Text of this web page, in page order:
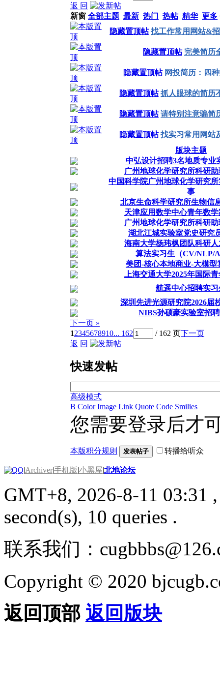
返 回
新窗 全部主题 最新 热门 热帖 精华 更多
隐藏置顶帖 找工作常用网站&
隐藏置顶帖 完美简历
隐藏置顶帖 网投简历：四
隐藏置顶帖 抓人眼球的简历
隐藏置顶帖 请特别注意骗简
隐藏置顶帖 找实习常用网站
版块主题
中弘设计招聘3名地质专业
广州地球化学研究所科研
中国科学院广州地球化学研究
事
北京生命科学研究所生物信
天津应用数学中心青年数
广州地球化学研究所科研
湖北江城实验室党史研究
海南大学杨玮枫团队科研
算法实习生（CV/NLP/
美团-核心本地商业-大模型
上海交通大学2025年国际
航遥中心招聘实习
深圳先进光源研究院2026届
NIBS孙硕豪实验室招
下一页 »
12345678910... 162 / 162 页下一页
返 回
快速发帖
高级模式
B Color Image Link Quote Code Smilies
您需要登录后才
本版积分规则 发表帖子 转播给听众
|Archiver|手机版|小黑屋|北地论坛
GMT+8, 2026-8-11 03:31
second(s), 10 queries .
联系我们：
Copyright © 2020
返回顶部 返回版块